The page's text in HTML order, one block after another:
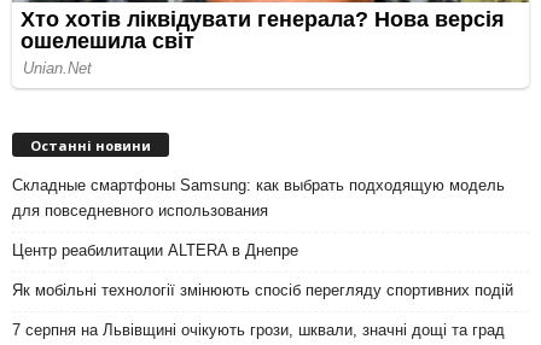
Останні новини
Складные смартфоны Samsung: как выбрать подходящую модель
для повседневного использования
Центр реабилитации ALTERA в Днепре
Як мобільні технології змінюють спосіб перегляду спортивних подій
7 серпня на Львівщині очікують грози, шквали, значні дощі та град